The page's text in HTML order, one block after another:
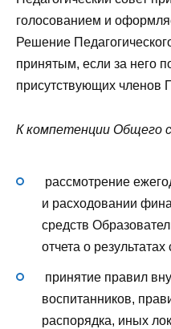
голосованием и
Решение
принятым, если за него
присутствующих членов
К компетенции Общего
рассмотрение
и расходовании
средств
отчета о
принятие правил
воспитанников,
распорядка, иных